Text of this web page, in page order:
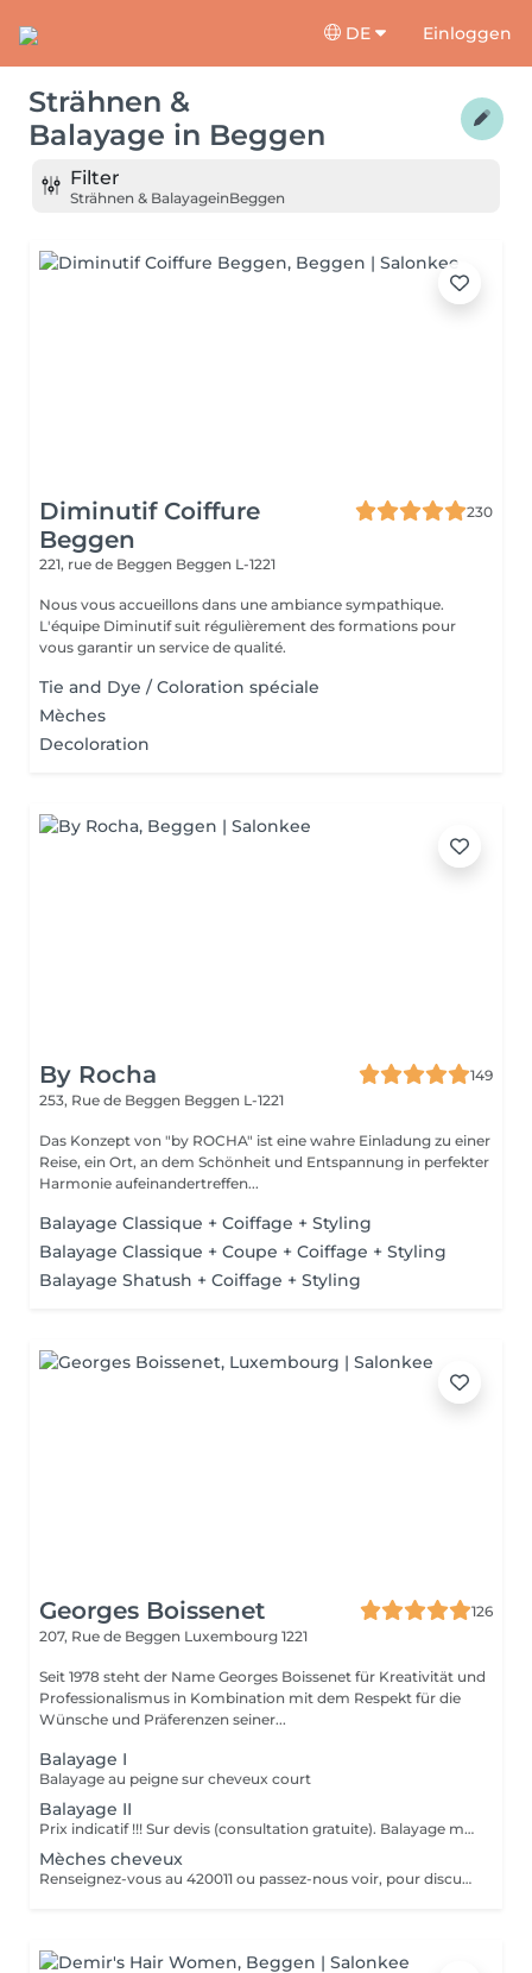
DE Einloggen
Strähnen &
Balayage in Beggen
Filter
Strähnen & BalayageinBeggen
Diminutif Coiffure
Beggen
230
221, rue de Beggen Beggen L-1221
Nous vous accueillons dans une ambiance sympathique.
L'équipe Diminutif suit régulièrement des formations pour
vous garantir un service de qualité.
Tie and Dye / Coloration spéciale
Mèches
Decoloration
By Rocha
149
253, Rue de Beggen Beggen L-1221
Das Konzept von "by ROCHA" ist eine wahre Einladung zu einer
Reise, ein Ort, an dem Schönheit und Entspannung in perfekter
Harmonie aufeinandertreffen...
Balayage Classique + Coiffage + Styling
Balayage Classique + Coupe + Coiffage + Styling
Balayage Shatush + Coiffage + Styling
Georges Boissenet
126
207, Rue de Beggen Luxembourg 1221
Seit 1978 steht der Name Georges Boissenet für Kreativität und
Professionalismus in Kombination mit dem Respekt für die
Wünsche und Präferenzen seiner...
Balayage I
Balayage au peigne sur cheveux court
Balayage II
Prix indicatif !!! Sur devis (consultation gratuite). Balayage mi-tête.
Mèches cheveux
Renseignez-vous au 420011 ou passez-nous voir, pour discuter du résultat souhaité. (devis gratuit) Le prix est indicatif et ne comprend pas de coupe ni de coiffage.